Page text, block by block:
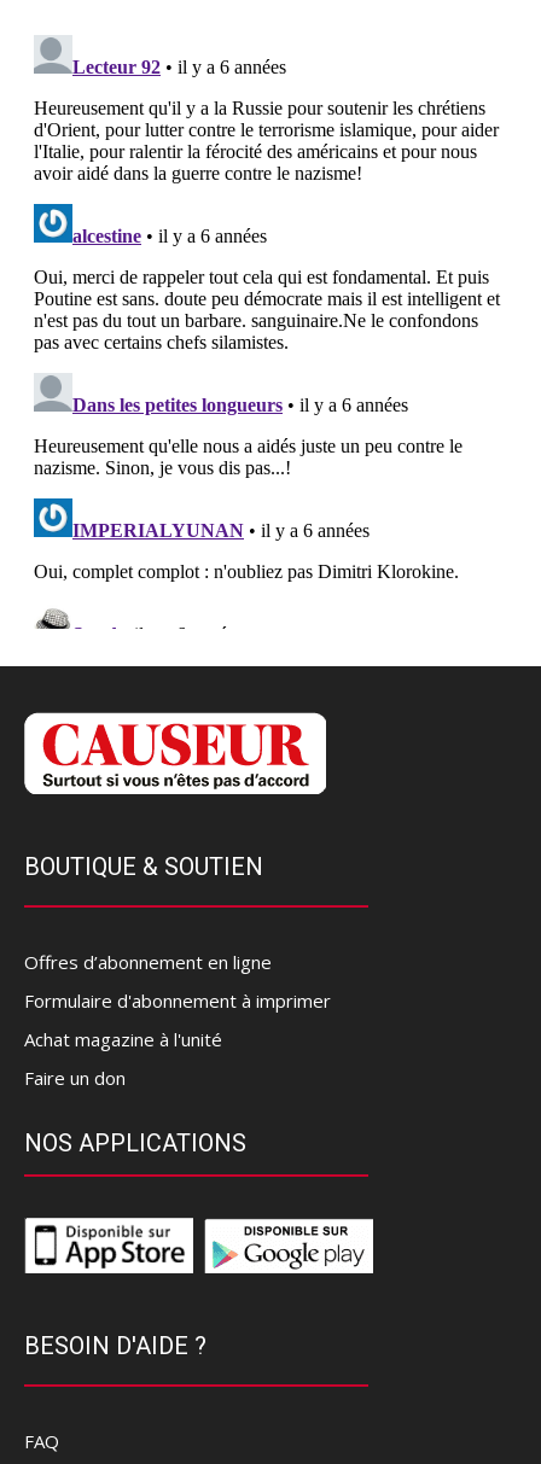
BOUTIQUE & SOUTIEN
Offres d’abonnement en ligne
Formulaire d'abonnement à imprimer
Achat magazine à l'unité
Faire un don
NOS APPLICATIONS
BESOIN D'AIDE ?
FAQ